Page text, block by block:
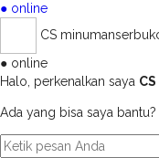
● online
CS
● online
Halo, perkenalkan saya
Ada yang bisa saya bantu?